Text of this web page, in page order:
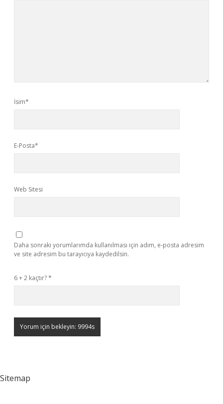
İsim*
E-Posta*
Web Sitesi
Daha sonraki yorumlarımda kullanılması için adım, e-posta adresim
ve site adresim bu tarayıcıya kaydedilsin.
6 + 2 kaçtır?*
Sitemap